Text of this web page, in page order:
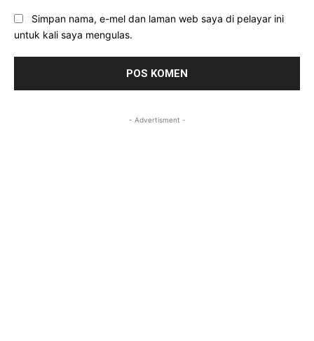
Simpan nama, e-mel dan laman web saya di pelayar ini
untuk kali saya mengulas.
- Advertisment -